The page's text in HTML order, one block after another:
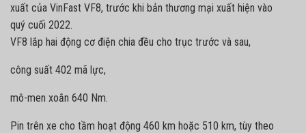
xuất của VinFast VF8, trước khi bản thương mại xuất hiện vào
quý cuối 2022.
VF8 lắp hai động cơ điện chia đều cho trục trước và sau,
công suất 402 mã lực,
mô-men xoắn 640 Nm.
Pin trên xe cho tầm hoạt động 460 km hoặc 510 km, tùy theo